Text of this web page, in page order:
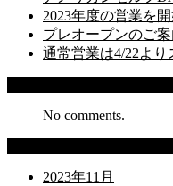
2023年度の営業を
プレオープンのご案
通常営業は4/22より
No comments.
2023年11月